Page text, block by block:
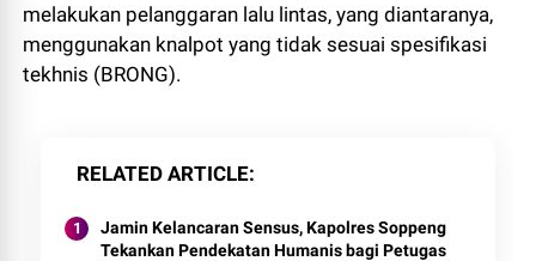
melakukan pelanggaran lalu lintas, yang diantaranya,
menggunakan knalpot yang tidak sesuai spesifikasi
tekhnis (BRONG).
RELATED ARTICLE
Jamin Kelancaran Sensus, Kapolres Soppeng
Tekankan Pendekatan Humanis bagi Petugas